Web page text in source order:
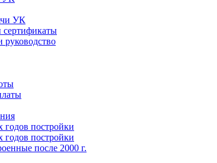
УК
руководство
годов постройки
годов постройки
после 2000 г.